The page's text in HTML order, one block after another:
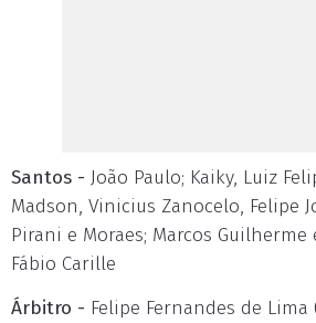
Santos - João Paulo; Kaiky, Luiz
Madson, Vinicius Zanocelo, Felipe
Pirani e Moraes; Marcos Guilherme
Fábio Carille
Árbitro - Felipe Fernandes de Lima